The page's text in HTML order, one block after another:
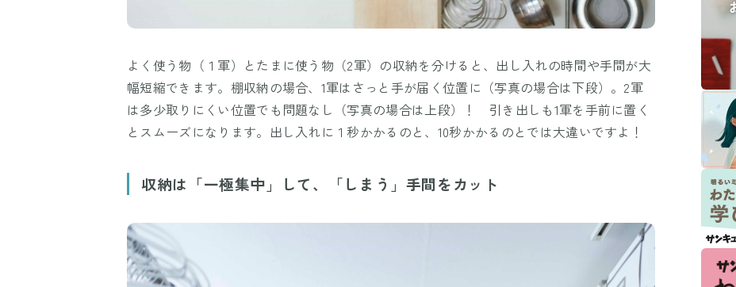
よく使う物（１軍）とたまに使う物（2軍）の収納を分けると、出し入れの時間や手間が大
幅短縮できます。棚収納の場合、1軍はさっと手が届く位置に（写真の場合は下段）。2軍
は多少取りにくい位置でも問題なし（写真の場合は上段）！ 引き出しも1軍を手前に置く
とスムーズになります。出し入れに１秒かかるのと、10秒かかるのとでは大違いですよ！
収納は「一極集中」して、「しまう」手間をカット